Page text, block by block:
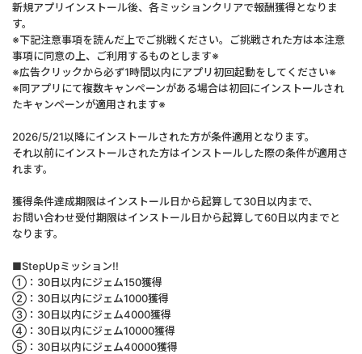
新規アプリインストール後、各ミッションクリアで報酬獲得となりま
す。
※下記注意事項を読んだ上でご挑戦ください。ご挑戦された方は本注意
事項に同意の上、ご利用するものとします※
※広告クリックから必ず1時間以内にアプリ初回起動をしてください※
※同アプリにて複数キャンペーンがある場合は初回にインストールされ
たキャンペーンが適用されます※
2026/5/21以降にインストールされた方が条件適用となります。
それ以前にインストールされた方はインストールした際の条件が適用さ
れます。
獲得条件達成期限はインストール日から起算して30日以内まで、
お問い合わせ受付期限はインストール日から起算して60日以内までと
なります。
■StepUpミッション!!
①：30日以内にジェム150獲得
②：30日以内にジェム1000獲得
③：30日以内にジェム4000獲得
④：30日以内にジェム10000獲得
⑤：30日以内にジェム40000獲得